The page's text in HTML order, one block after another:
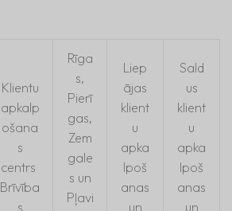
Klientu
apkalp
ošana
s
centrs
Brīvība
s
Rīga
s,
Pierī
gas,
Zem
gale
s un
Pļavi
Liep
ājas
klient
u
apka
lpoš
anas
un
Sald
us
klient
u
apka
lpoš
anas
un